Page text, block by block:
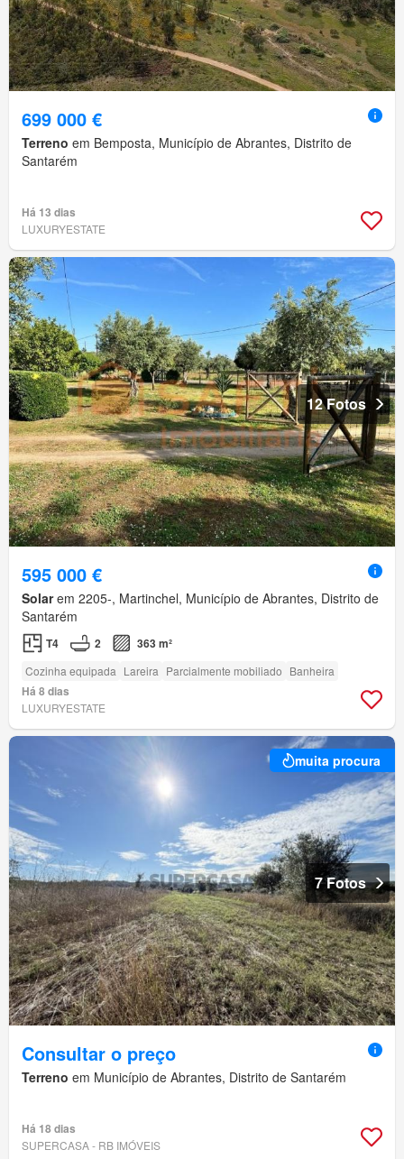
699 000 €
Terreno em Bemposta, Município de Abrantes, Distrito de
Santarém
Há 13 dias
LUXURYESTATE
12 Fotos
595 000 €
Solarem 2205-, Martinchel, Município de Abrantes, Distrito de
Santarém
T4 2 363 m²
Cozinha equipada Lareira Parcialmente mobiliado Banheira
Há 8 dias
LUXURYESTATE
muita procura
7 Fotos
Consultar o preço
Terreno em Município de Abrantes, Distrito de Santarém
Há 18 dias
SUPERCASA - RB IMÓVEIS